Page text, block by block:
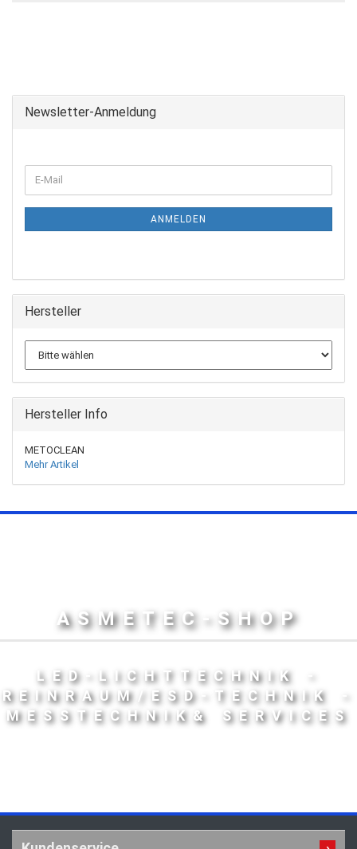
Newsletter-Anmeldung
ANMELDEN
Hersteller
Hersteller Info
METOCLEAN
Mehr Artikel
ASMETEC-SHOP
LED-LICHTTECHNIK -
REINRAUM/ESD-TECHNIK -
MESSTECHNIK& SERVICES